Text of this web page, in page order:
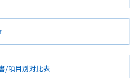
Cd Cr(VI)
/項目別対比表